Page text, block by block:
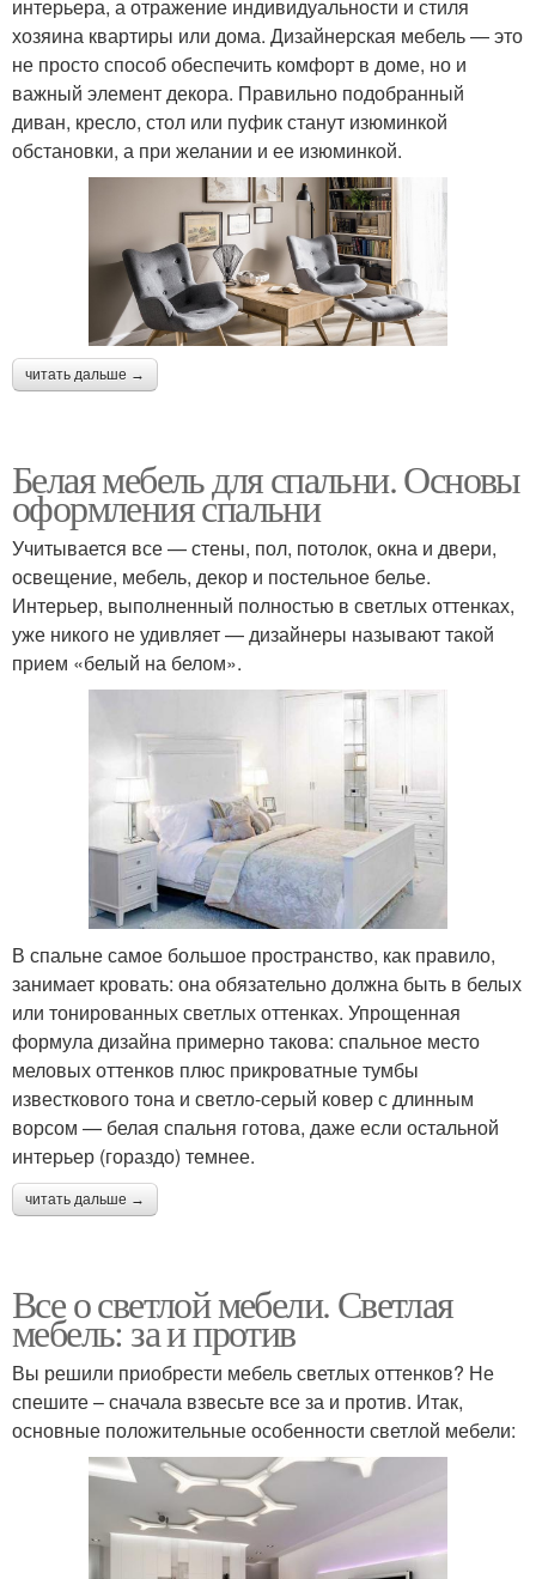
интерьера, а отражение индивидуальности и стиля
хозяина квартиры или дома. Дизайнерская мебель — это
не просто способ обеспечить комфорт в доме, но и
важный элемент декора. Правильно подобранный
диван, кресло, стол или пуфик станут изюминкой
обстановки, а при желании и ее изюминкой.
читать дальше →
Белая мебель для спальни. Основы
оформления спальни
Учитывается все — стены, пол, потолок, окна и двери,
освещение, мебель, декор и постельное белье.
Интерьер, выполненный полностью в светлых оттенках,
уже никого не удивляет — дизайнеры называют такой
прием «белый на белом».
В спальне самое большое пространство, как правило,
занимает кровать: она обязательно должна быть в белых
или тонированных светлых оттенках. Упрощенная
формула дизайна примерно такова: спальное место
меловых оттенков плюс прикроватные тумбы
известкового тона и светло-серый ковер с длинным
ворсом — белая спальня готова, даже если остальной
интерьер (гораздо) темнее.
читать дальше →
Все о светлой мебели. Светлая
мебель: за и против
Вы решили приобрести мебель светлых оттенков? Не
спешите – сначала взвесьте все за и против. Итак,
основные положительные особенности светлой мебели: